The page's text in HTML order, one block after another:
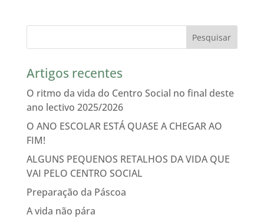
Artigos recentes
O ritmo da vida do Centro Social no final deste
ano lectivo 2025/2026
O ANO ESCOLAR ESTÁ QUASE A CHEGAR AO
FIM!
ALGUNS PEQUENOS RETALHOS DA VIDA QUE
VAI PELO CENTRO SOCIAL
Preparação da Páscoa
A vida não pára